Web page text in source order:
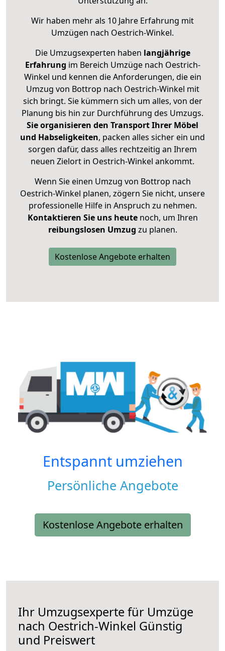
Wir haben mehr als 10 Jahre Erfahrung mit
Umzügen nach Oestrich-Winkel.
Die Umzugsexperten haben langjährige
Erfahrung im Bereich Umzüge nach Oestrich-
Winkel und kennen die Anforderungen, die ein
Umzug von Bottrop nach Oestrich-Winkel mit
sich bringt. Sie kümmern sich um alles, von der
Planung bis hin zur Durchführung des Umzugs.
Sie organisieren den Transport Ihrer Möbel
und Habseligkeiten, packen alles sicher ein und
sorgen dafür, dass alles rechtzeitig an Ihrem
neuen Zielort in Oestrich-Winkel ankommt.
Wenn Sie einen Umzug von Bottrop nach
Oestrich-Winkel planen, zögern Sie nicht, unsere
professionelle Hilfe in Anspruch zu nehmen.
Kontaktieren Sie uns heutenoch, um Ihren
reibungslosen Umzug zu planen.
Kostenlose Angebote erhalten
Entspannt umziehen
Persönliche Angebote
Kostenlose Angebote erhalten
Ihr Umzugsexperte für Umzüge
nach Oestrich-Winkel Günstig
und Preiswert